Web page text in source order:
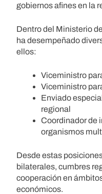
gobiernos afines en la
Dentro del Ministerio
ha desempeñado
ellos:
Viceministro
Viceministro
Enviado
regional
Coordinador de
organismos
Desde estas
bilaterales, cumbres
cooperación en
económicos.